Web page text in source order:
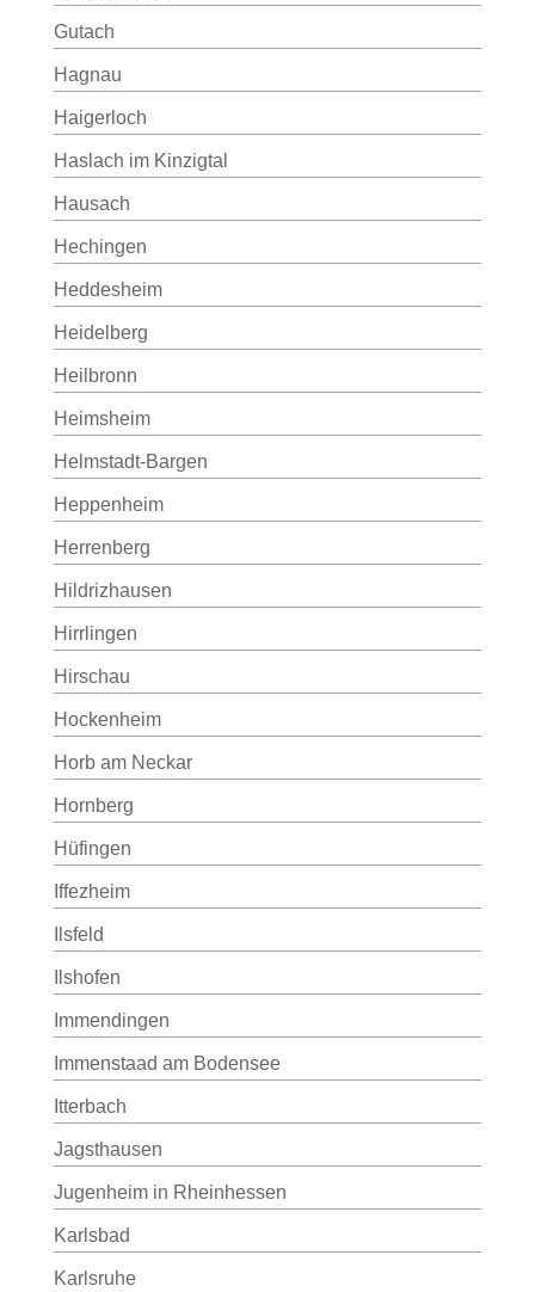
Gutach
Hagnau
Haigerloch
Haslach im Kinzigtal
Hausach
Hechingen
Heddesheim
Heidelberg
Heilbronn
Heimsheim
Helmstadt-Bargen
Heppenheim
Herrenberg
Hildrizhausen
Hirrlingen
Hirschau
Hockenheim
Horb am Neckar
Hornberg
Hüfingen
Iffezheim
Ilsfeld
Ilshofen
Immendingen
Immenstaad am Bodensee
Itterbach
Jagsthausen
Jugenheim in Rheinhessen
Karlsbad
Karlsruhe